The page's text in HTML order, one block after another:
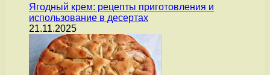
Ягодный крем: рецепты приготовления и
использование в десертах
21.11.2025